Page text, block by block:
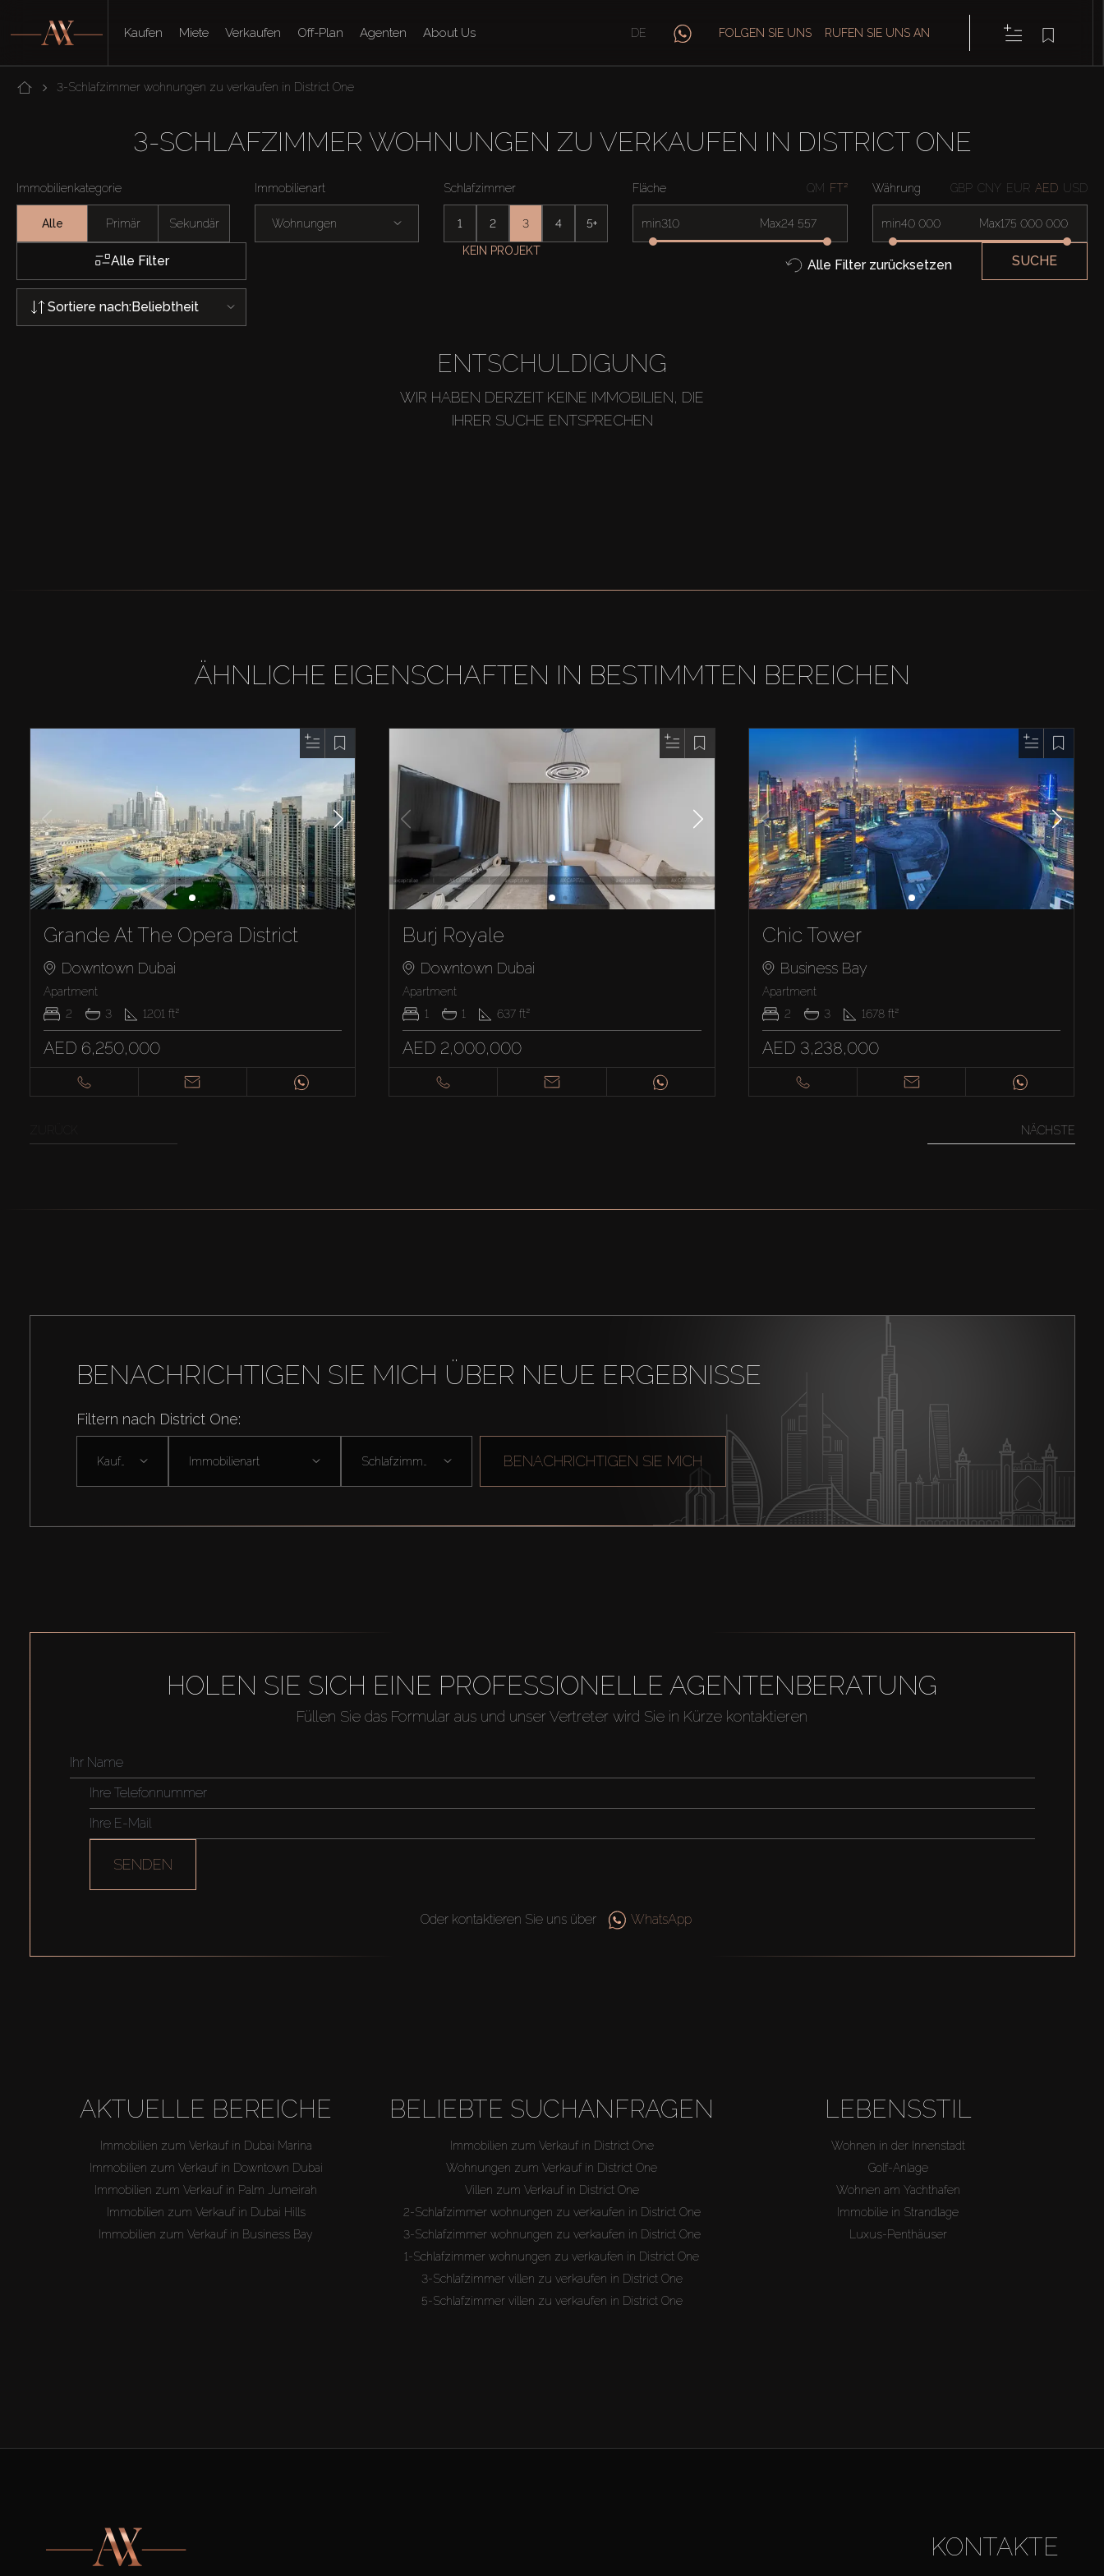
Kaufen Miete Verkaufen Off-Plan Agenten About Us DE FOLGEN SIE UNS RUFEN SIE UNS AN
3-Schlafzimmer wohnungen zu verkaufen in District One
3-SCHLAFZIMMER WOHNUNGEN ZU VERKAUFEN IN DISTRICT ONE
Immobilienkategorie
Alle Primär Sekundär
Immobilienart
Wohnungen
Schlafzimmer
1 2 3 4 5+
Fläche QM FT²
min Max
Währung GBP CNY EUR AED USD
min Max
Alle Filter
KEIN PROJEKT
Alle Filter zurücksetzen SUCHE
Sortiere nach:Beliebtheit
ENTSCHULDIGUNG
WIR HABEN DERZEIT KEINE IMMOBILIEN, DIE
IHRER SUCHE ENTSPRECHEN
ÄHNLICHE EIGENSCHAFTEN IN BESTIMMTEN BEREICHEN
Grande At The Opera District
Downtown Dubai
Apartment
2
3 1201 ft²
AED 6,250,000
Burj Royale
Downtown Dubai
Apartment
1
1 637ft²
AED 2,000,000
Chic Tower
Business Bay
Apartment
2
3 1678 ft²
AED 3,238,000
NÄCHSTE
BENACHRICHTIGEN SIE MICH ÜBER NEUE ERGEBNISSE
Filtern nach District One:
Kaufen Immobilienart BENACHRICHTIGEN SIE MICH
HOLEN SIE SICH EINE PROFESSIONELLE AGENTENBERATUNG
Füllen Sie das Formular aus und unser Vertreter wird Sie in Kürze kontaktieren
SENDEN
Oder kontaktieren Sie uns über WhatsApp
AKTUELLE BEREICHE
Immobilien zum Verkauf in Dubai Marina
Immobilien zum Verkauf in Downtown Dubai
Immobilien zum Verkauf in Palm Jumeirah
Immobilien zum Verkauf in Dubai Hills
Immobilien zum Verkauf in Business Bay
BELIEBTE SUCHANFRAGEN
Immobilien zum Verkauf in District One
Wohnungen zum Verkauf in District One
Villen zum Verkauf in District One
2-Schlafzimmer wohnungen zu verkaufen in District One
3-Schlafzimmer wohnungen zu verkaufen in District One
1-Schlafzimmer wohnungen zu verkaufen in District One
3-Schlafzimmer villen zu verkaufen in District One
5-Schlafzimmer villen zu verkaufen in District One
LEBENSSTIL
Wohnen in der Innenstadt
Golf-Anlage
Wohnen am Yachthafen
Immobilie in Strandlage
Luxus-Penthäuser
KONTAKTE